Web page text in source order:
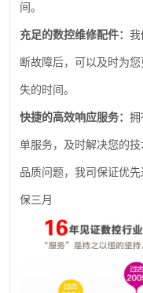
间。
充足的数控维修配件： 我
断故障后，可以及时为
失的时间。
快捷的高效响应服务： 拥
单服务，及时解决您的
品质问题，我司保证优
保三月